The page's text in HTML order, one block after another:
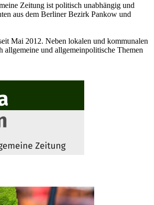
Zeitung ist politisch unabhängig und
aus dem Berliner Bezirk Pankow und
Mai 2012. Neben lokalen und kommunalen
allgemeine und allgemeinpolitische Themen